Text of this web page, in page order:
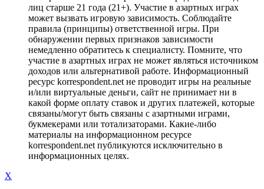
лиц старше 21 года (21+). Участие в азартных играх
может вызвать игровую зависимость. Соблюдайте
правила (принципы) ответственной игры. При
обнаружении первых признаков зависимости
немедленно обратитесь к специалисту. Помните, что
участие в азартных играх не может являться источником
доходов или альтернативой работе. Информационный
ресурс korrespondent.net не проводит игры на реальные
и/или виртуальные деньги, сайт не принимает ни в
какой форме оплату ставок и других платежей, которые
связаны/могут быть связаны с азартными играми,
букмекерами или тотализаторами. Какие-либо
материалы на информационном ресурсе
korrespondent.net публикуются исключительно в
информационных целях.
X